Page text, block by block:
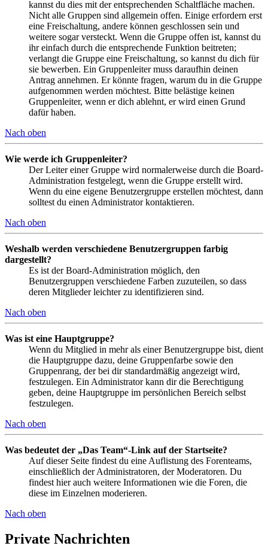
kannst du dies mit der entsprechenden Schaltfläche machen.
Nicht alle Gruppen sind allgemein offen. Einige erfordern erst
eine Freischaltung, andere können geschlossen sein und
weitere sogar versteckt. Wenn die Gruppe offen ist, kannst du
ihr einfach durch die entsprechende Funktion beitreten;
verlangt die Gruppe eine Freischaltung, so kannst du dich für
sie bewerben. Ein Gruppenleiter muss daraufhin deinen
Antrag annehmen. Er könnte fragen, warum du in die Gruppe
aufgenommen werden möchtest. Bitte belästige keinen
Gruppenleiter, wenn er dich ablehnt, er wird einen Grund
dafür haben.
Nach oben
Wie werde ich Gruppenleiter?
Der Leiter einer Gruppe wird normalerweise durch die Board-
Administration festgelegt, wenn die Gruppe erstellt wird.
Wenn du eine eigene Benutzergruppe erstellen möchtest, dann
solltest du einen Administrator kontaktieren.
Nach oben
Weshalb werden verschiedene Benutzergruppen farbig
dargestellt?
Es ist der Board-Administration möglich, den
Benutzergruppen verschiedene Farben zuzuteilen, so dass
deren Mitglieder leichter zu identifizieren sind.
Nach oben
Was ist eine Hauptgruppe?
Wenn du Mitglied in mehr als einer Benutzergruppe bist, dient
die Hauptgruppe dazu, deine Gruppenfarbe sowie den
Gruppenrang, der bei dir standardmäßig angezeigt wird,
festzulegen. Ein Administrator kann dir die Berechtigung
geben, deine Hauptgruppe im persönlichen Bereich selbst
festzulegen.
Nach oben
Was bedeutet der „Das Team“-Link auf der Startseite?
Auf dieser Seite findest du eine Auflistung des Forenteams,
einschließlich der Administratoren, der Moderatoren. Du
findest hier auch weitere Informationen wie die Foren, die
diese im Einzelnen moderieren.
Nach oben
Private Nachrichten